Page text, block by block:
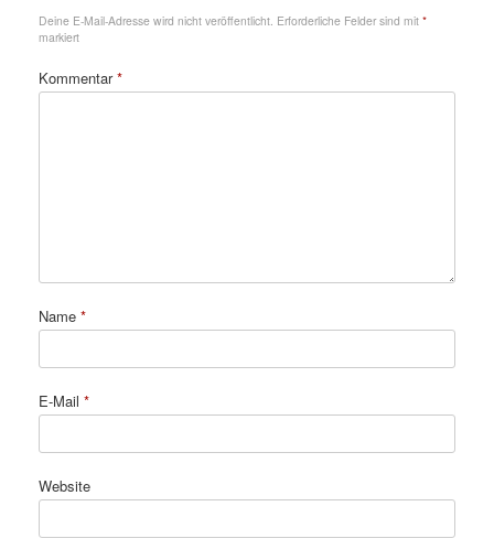
Deine E-Mail-Adresse wird nicht veröffentlicht. Erforderliche Felder sind mit *
markiert
Kommentar*
Name *
E-Mail *
Website